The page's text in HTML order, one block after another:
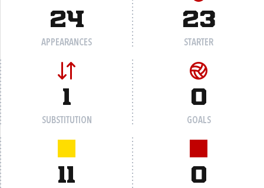
24
APPEARANCES
23
STARTER
1
SUBSTITUTION
0
GOALS
11 0